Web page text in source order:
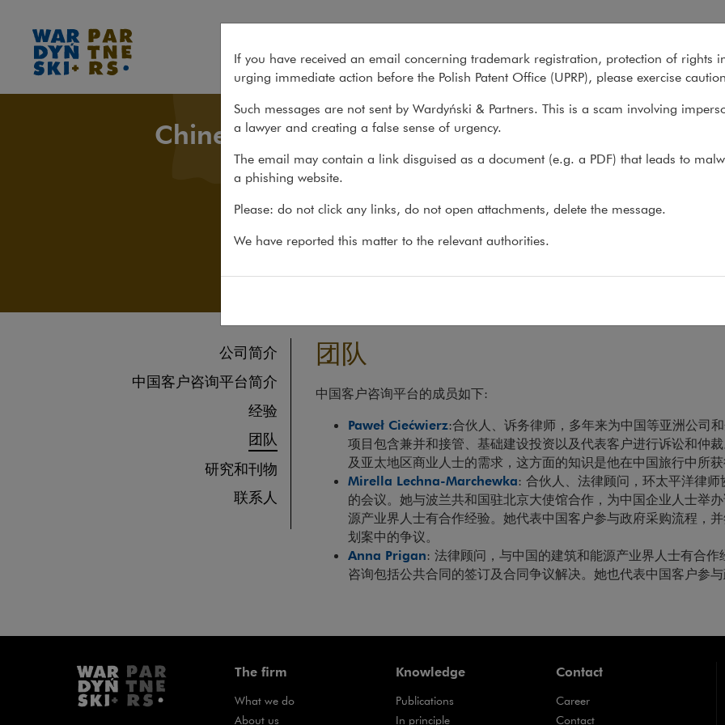
What we do About us Recent
Chinese Desk
公司简介
中国客户咨询平台简介
经验
团队
研究和刊物
联系人
团队
中国客户咨询平台的成员如下:
Paweł Ciećwierz:合伙人、诉务律师，多年来为中国等亚洲公司
项目包含兼并和接管、基础建设投资以及代表客户进行诉讼和仲
及亚太地区商业人士的需求，这方面的知识是他在中国旅行中所获
Mirella Lechna-Marchewka: 合伙人、法律顾问，环太平洋律
的会议。她与波兰共和国驻北京大使馆合作，为中国企业人士举
源产业界人士有合作经验。她代表中国客户参与政府采购流程，
划案中的争议。
Anna Prigan: 法律顾问，与中国的建筑和能源产业界人士有合
咨询包括公共合同的签订及合同争议解决。她也代表中国客户参与
The firm
What we do
About us
Knowledge
Publications
In principleNote, the link will open in a new window
Contact
Career
Contact
If you have received an email concerning trademark registration, protection of rights
urging immediate action before the Polish Patent Office (UPRP), please exercise
Such messages are not sent by Wardyński & Partners. This is a scam involving
a lawyer and creating a false sense of urgency.
The email may contain a link disguised as a document (e.g. a PDF) that leads to
a phishing website.
Please: do not click any links, do not open attachments, delete the message.
We have reported this matter to the relevant authorities.